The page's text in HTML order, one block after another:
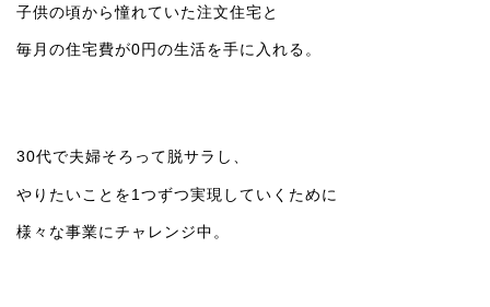
子供の頃から憧れていた注文住宅と
毎月の住宅費が0円の生活を手に入れる。
30代で夫婦そろって脱サラし、
やりたいことを1つずつ実現していくために
様々な事業にチャレンジ中。